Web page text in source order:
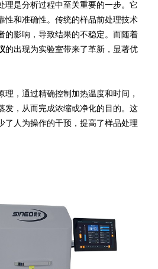
理是分析过程中至关重要的一步。它
性和准确性。传统的样品前处理技术
的影响，导致结果的不稳定。而随着
的出现为实验室带来了革新，显著优
理，通过精确控制加热温度和时间，
发，从而完成浓缩或净化的目的。这
了人为操作的干预，提高了样品处理